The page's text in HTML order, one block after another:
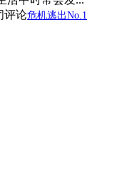
评论危机逃出No.1